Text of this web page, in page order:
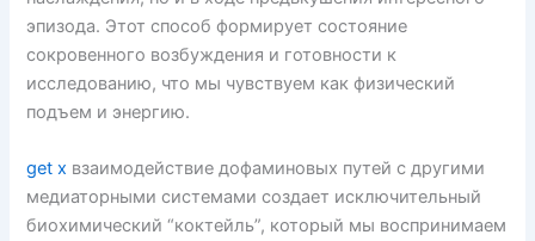
эпизода. Этот способ формирует состояние
сокровенного возбуждения и готовности к
исследованию, что мы чувствуем как физический
подъем и энергию.
get x взаимодействие дофаминовых путей с другими
медиаторными системами создает исключительный
биохимический “коктейль”, который мы воспринимаем